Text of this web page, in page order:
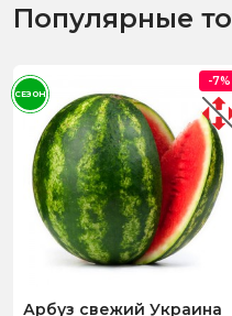
Популярные
Арбуз свежий Украина
-7%
СЕЗОН